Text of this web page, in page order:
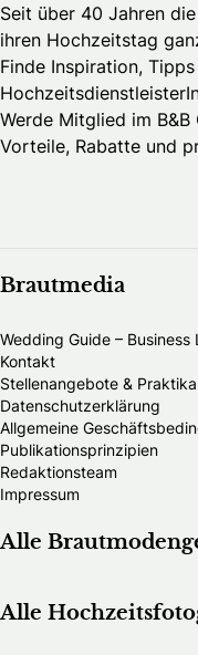
Seit über 40 Jahren
ihren Hochzeitstag
Finde Inspiration,
Werde Mitglied im
Vorteile, Rabatte und
Brautmedia
Wedding Guide – Business
Kontakt
Stellenangebote & Praktika
Datenschutzerklärung
Allgemeine
Publikationsprinzipien
Redaktionsteam
Impressum
Alle
Alle